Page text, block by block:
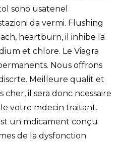
sono usatenel
da vermi. Flushing
heartburn, il inhibe la
et chlore. Le Viagra
Nous offrons
Meilleure qualit et
cher, il sera donc ncessaire
votre mdecin traitant.
un mdicament conçu
de la dysfonction